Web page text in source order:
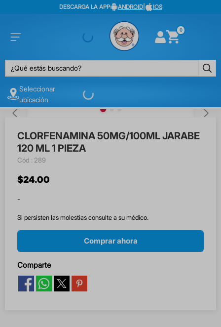
DESCARGA LA APP ANDROID| IOS
0
¿Qué estás buscando?
Seleccionar
ubicación
CLORFENAMINA 50MG/100ML JARABE
120 ML 1 PIEZA
: 289
$24.00
-
Si persisten las molestias consulte a su médico.
Comprar ahora
Comparte